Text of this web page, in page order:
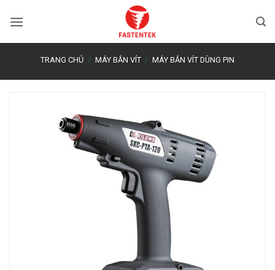
qua
TRANG CHỦ / MÁY BẮN VÍT / MÁY BẮN VÍT DÙNG PIN